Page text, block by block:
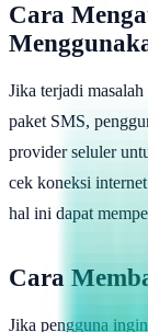
Cara
Jika terjadi
paket SMS,
provider seluler
cek koneksi
hal ini dapat
Cara
Jika pengguna